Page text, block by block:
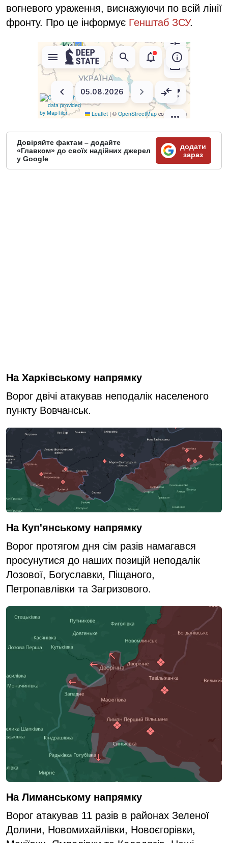
вогневого ураження, виснажуючи по всій лінії
фронту. Про це інформує Генштаб ЗСУ.
Довіряйте фактам – додайте
«Главком» до своїх надійних джерел
у Google
додати
зараз
На Харківському напрямку
Ворог двічі атакував неподалік населеного
пункту Вовчанськ.
На Куп'янському напрямку
Ворог протягом дня сім разів намагався
просунутися до наших позицій неподалік
Лозової, Богуславки, Піщаного,
Петропавлівки та Загризового.
На Лиманському напрямку
Ворог атакував 11 разів в районах Зеленої
Долини, Новомихайлівки, Новоєгорівки,